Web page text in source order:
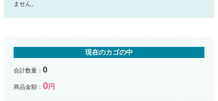
ません。
現在のカゴの中
合計数量： 0
商品金額： 0円